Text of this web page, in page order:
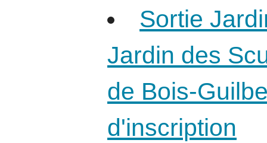
Sortie
Jardin des
de Bois-
d'inscription